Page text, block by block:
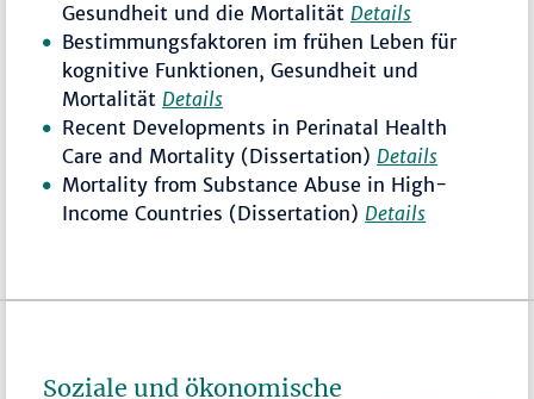
Gesundheit und die Mortalität Details
Bestimmungsfaktoren im frühen Leben für
kognitive Funktionen, Gesundheit und
Mortalität Details
Recent Developments in Perinatal Health
Care and Mortality (Dissertation) Details
Mortality from Substance Abuse in High-
Income Countries (Dissertation) Details
Soziale und ökonomische